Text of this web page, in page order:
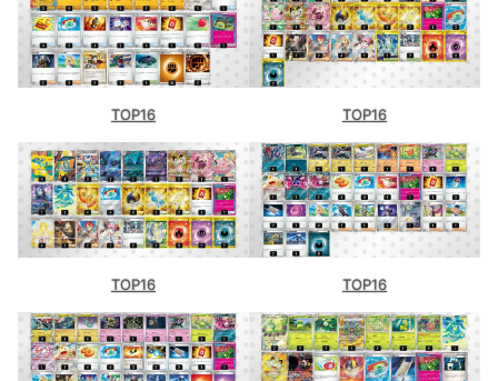
TOP16 TOP16
TOP16 TOP16